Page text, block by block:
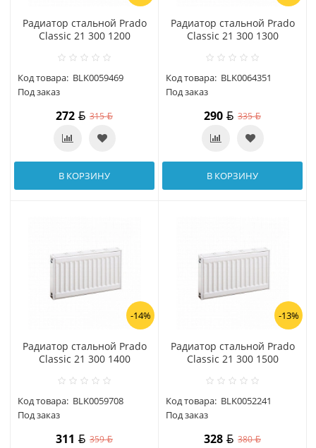
Радиатор стальной Prado
Classic 21 300 1200
Код товара: BLK0059469
Под заказ
272 315
В КОРЗИНУ
Радиатор стальной Prado
Classic 21 300 1300
Код товара: BLK0064351
Под заказ
290 335
В КОРЗИНУ
-14%
Радиатор стальной Prado
Classic 21 300 1400
Код товара: BLK0059708
Под заказ
311 359
-13%
Радиатор стальной Prado
Classic 21 300 1500
Код товара: BLK0052241
Под заказ
328 380